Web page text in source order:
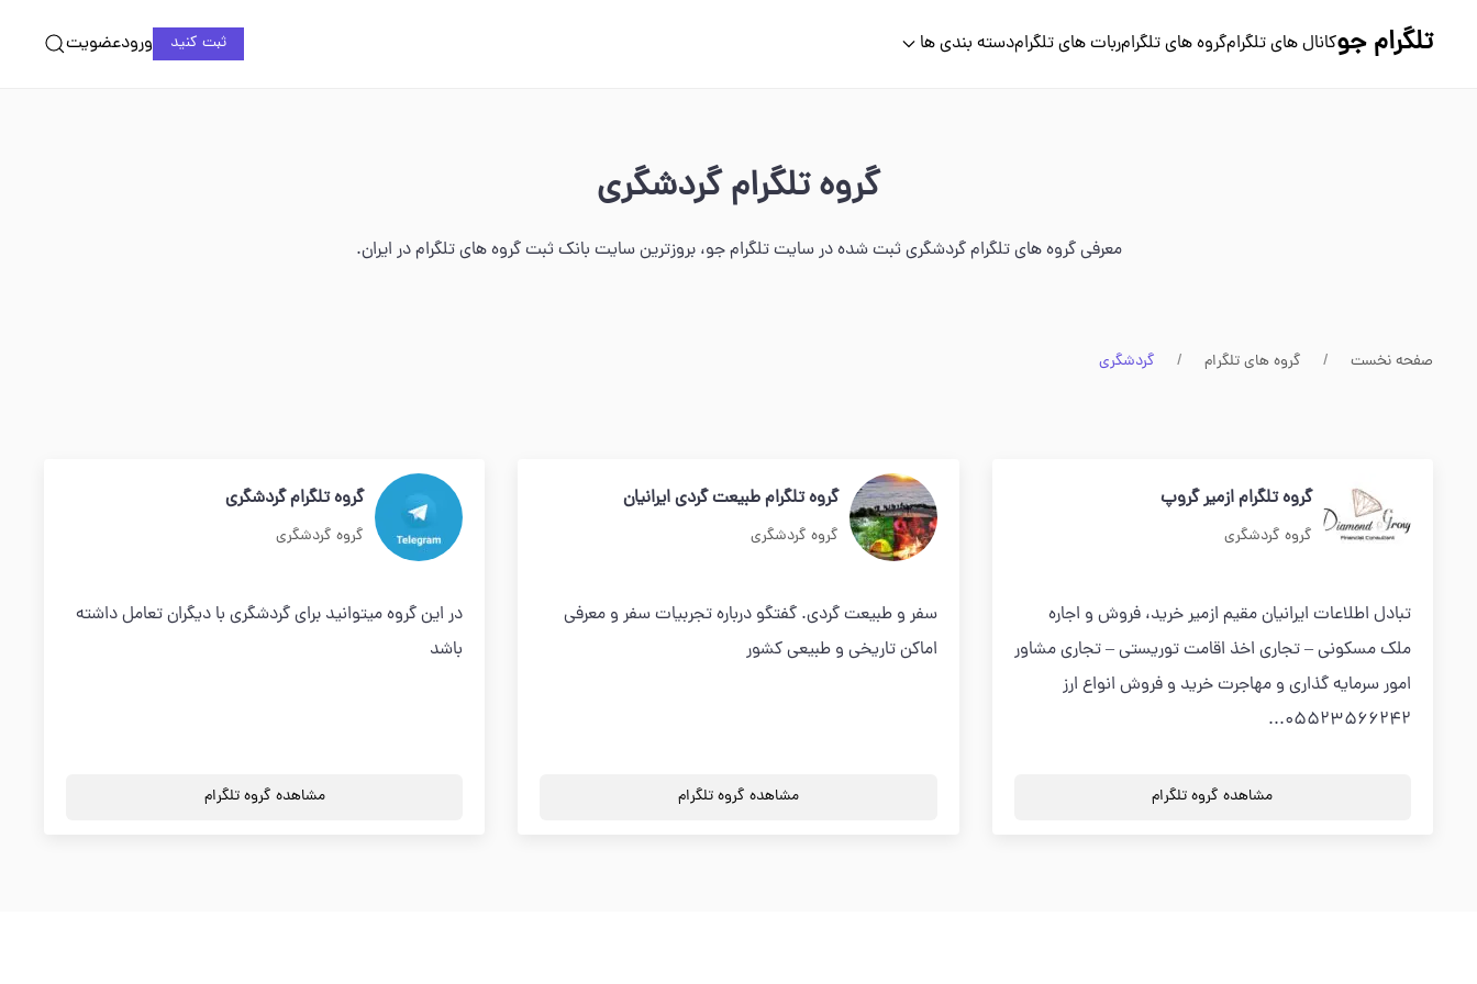
تلگرام جوکانال های تلگرامگروه های تلگرامربات های تلگرامدسته بندی ها ثبت کنید ورودعضویت
گروه تلگرام گردشگری
معرفی گروه های تلگرام گردشگری ثبت شده در سایت تلگرام جو، بروزترین سایت بانک ثبت گروه های تلگرام در ایران.
صفحه نخست گروه های تلگرام گردشگری
گروه تلگرام ازمیر گروپ
گروه گردشگری
تبادل اطلاعات ایرانیان مقیم ازمیر خرید، فروش و اجاره
ملک مسکونی – تجاری اخذ اقامت توریستی – تجاری مشاور
امور سرمایه گذاری و مهاجرت خريد و فروش انواع ارز
05523566242...
مشاهده گروه تلگرام
گروه تلگرام طبیعت گردی ایرانیان
گروه گردشگری
سفر و طبیعت گردی. گفتگو درباره تجربیات سفر و معرفی
اماکن تاریخی و طبیعی کشور
مشاهده گروه تلگرام
گروه تلگرام گردشگری
گروه گردشگری
در این گروه میتوانید برای گردشگری با دیگران تعامل داشته
باشد
مشاهده گروه تلگرام